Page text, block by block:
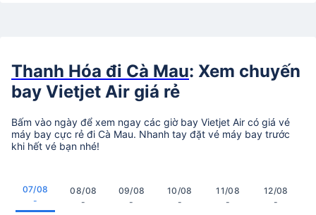
Thanh Hóa đi Cà Mau: Xem chuyến
bay Vietjet Air giá rẻ
Bấm vào ngày để xem ngay các giờ bay Vietjet Air có giá vé
máy bay cực rẻ đi Cà Mau. Nhanh tay đặt vé máy bay trước
khi hết vé bạn nhé!
07/08
-
08/08
-
09/08
-
10/08
-
11/08
-
12/08
-